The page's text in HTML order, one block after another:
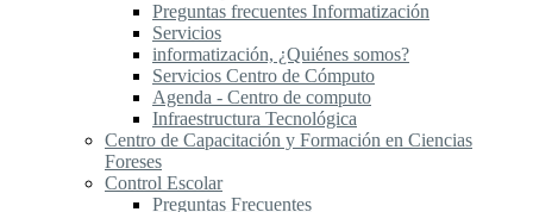
Preguntas frecuentes Informatización
Servicios
informatización, ¿Quiénes somos?
Servicios Centro de Cómputo
Agenda - Centro de computo
Infraestructura Tecnológica
Centro de Capacitación y Formación en Ciencias
Foreses
Control Escolar
Preguntas Frecuentes